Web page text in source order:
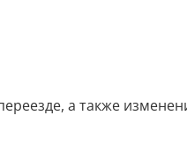
а также